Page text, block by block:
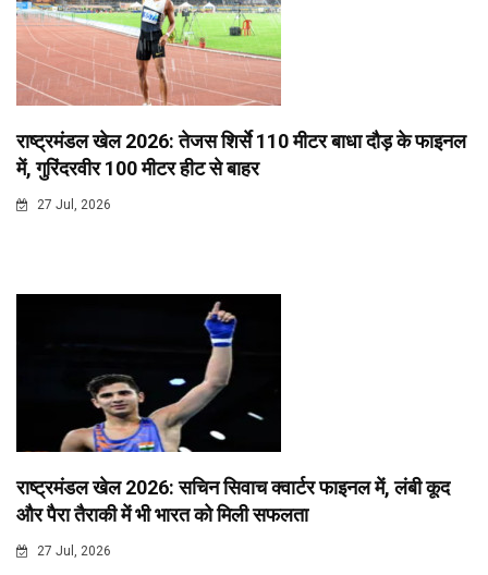
राष्ट्रमंडल खेल 2026: तेजस शिर्से 110 मीटर बाधा दौड़ के फाइनल
में, गुरिंदरवीर 100 मीटर हीट से बाहर
27 Jul, 2026
राष्ट्रमंडल खेल 2026: सचिन सिवाच क्वार्टर फाइनल में, लंबी कूद
और पैरा तैराकी में भी भारत को मिली सफलता
27 Jul, 2026